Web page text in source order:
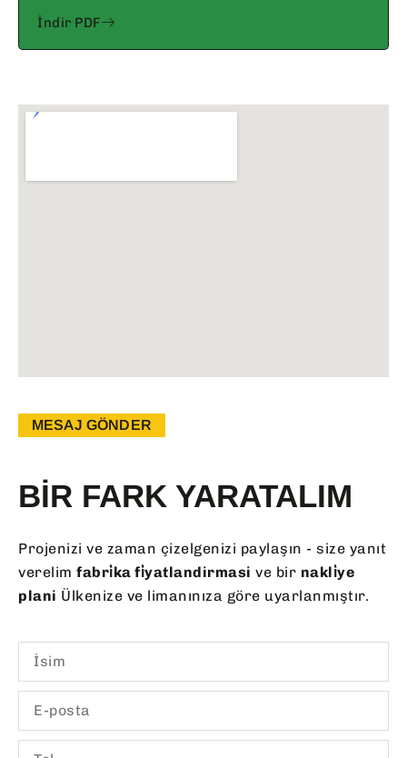
İndir PDF
MESAJ GÖNDER
BIR FARK YARATALIM
Projenizi ve zaman çizelgenizi paylaşın - size yanıt
verelim fabri̇ka fi̇yatlandirmasi ve bir nakli̇ye
plani Ülkenize ve limanınıza göre uyarlanmıştır.